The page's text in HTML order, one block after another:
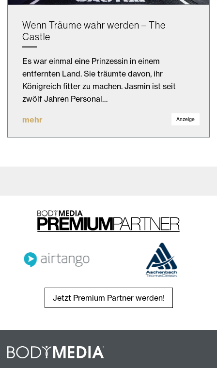
Wenn Träume wahr werden – The
Castle
Es war einmal eine Prinzessin in einem
entfernten Land. Sie träumte davon, ihr
Königreich fitter zu machen. Jasmin ist seit
zwölf Jahren Personal…
mehr Anzeige
Jetzt Premium Partner werden!